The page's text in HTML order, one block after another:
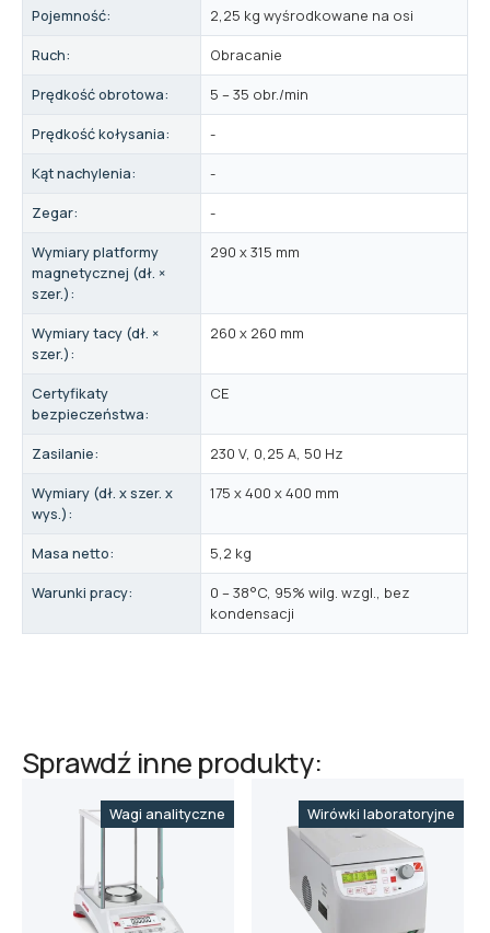
Pojemność:
2,25 kg wyśrodkowane na osi
Ruch:
Obracanie
Prędkość obrotowa:
5 – 35 obr./min
Prędkość kołysania:
-
Kąt nachylenia:
-
Zegar:
-
Wymiary platformy
magnetycznej (dł. ×
szer.):
290 x 315 mm
Wymiary tacy (dł. ×
szer.):
260 x 260 mm
Certyfikaty
bezpieczeństwa:
CE
Zasilanie:
230 V, 0,25 A, 50 Hz
Wymiary (dł. x szer. x
wys.):
175 x 400 x 400 mm
Masa netto:
5,2 kg
Warunki pracy:
0 – 38°C, 95% wilg. wzgl., bez
kondensacji
Sprawdź inne produkty:
Wagi analityczne Wirówki laboratoryjne